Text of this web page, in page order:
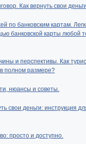
Как вернуть свои
по банковским картам.
банковской карты любой
и перспективы. Как
полном размере?
нюансы и советы.
свои деньги: инструкция
просто и доступно.